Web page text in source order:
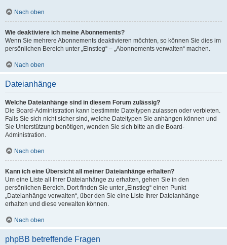
Nach oben
Wie deaktiviere ich meine Abonnements?
Wenn Sie mehrere Abonnements deaktivieren möchten, so können Sie dies im
persönlichen Bereich unter „Einstieg“ – „Abonnements verwalten“ machen.
Nach oben
Dateianhänge
Welche Dateianhänge sind in diesem Forum zulässig?
Die Board-Administration kann bestimmte Dateitypen zulassen oder verbieten.
Falls Sie sich nicht sicher sind, welche Dateitypen Sie anhängen können und
Sie Unterstützung benötigen, wenden Sie sich bitte an die Board-
Administration.
Nach oben
Kann ich eine Übersicht all meiner Dateianhänge erhalten?
Um eine Liste all Ihrer Dateianhänge zu erhalten, gehen Sie in den
persönlichen Bereich. Dort finden Sie unter „Einstieg“ einen Punkt
„Dateianhänge verwalten“, über den Sie eine Liste Ihrer Dateianhänge
erhalten und diese verwalten können.
Nach oben
phpBB betreffende Fragen